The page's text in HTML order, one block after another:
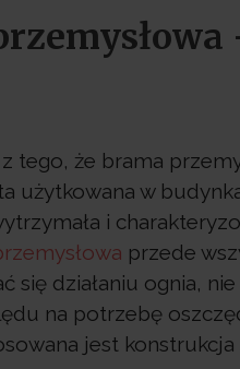
tego, że brama
użytkowana w
i
przede
się działaniu ognia,
na potrzebę
jest